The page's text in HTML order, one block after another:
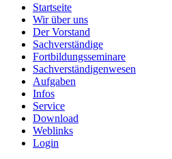
Startseite
Wir über uns
Der Vorstand
Sachverständige
Fortbildungsseminare
Sachverständigenwesen
Aufgaben
Infos
Service
Download
Weblinks
Login